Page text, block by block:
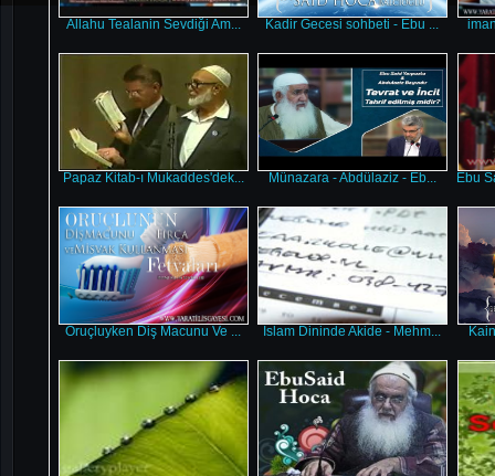
Allahu Tealanin Sevdiği Am... Kadir Gecesi sohbeti - Ebu ...
Papaz Kitab-ı Mukaddes'dek... Münazara - Abdülaziz - Eb... Ebu
Oruçluyken Diş Macunu Ve ... Islam Dininde Akide - Mehm...